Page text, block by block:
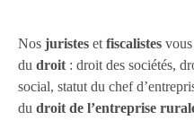
Nos juristes et fiscalistes
du droit : droit des sociétés,
social, statut du chef
du droit de l’entreprise